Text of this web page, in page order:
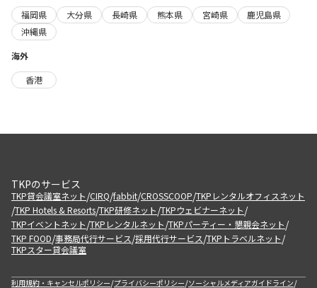
福岡県
大分県 長崎県 熊本県 宮崎県
鹿児島県
沖縄県
海外
香港
TKPのサービス
TKP貸会議室ネット/CIRQ/fabbit/CROSSCOOP/TKPレンタルオフィスネット
/TKP Hotels & Resorts/TKP研修ネット/TKPウェビナーネット/
TKPイベントネット/TKPレンタルネット/TKPパーティー・懇親会ネット/
TKP FOOD/事務局代行サービス/採用代行サービス/TKPトラベルネット/
TKPスター貸会議室
利用規約・キャンセルポリシー/プライバシーポリシー/ソーシャルメディアガイドライン/